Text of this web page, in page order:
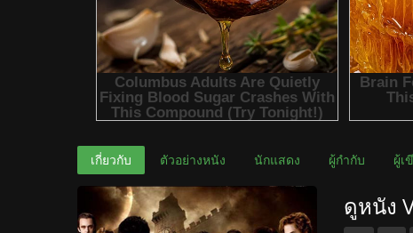
เกี่ยวกับ ตัวอย่างหนัง นักแสดง ผู้กำกับ ผู้เ
ดูหนัง